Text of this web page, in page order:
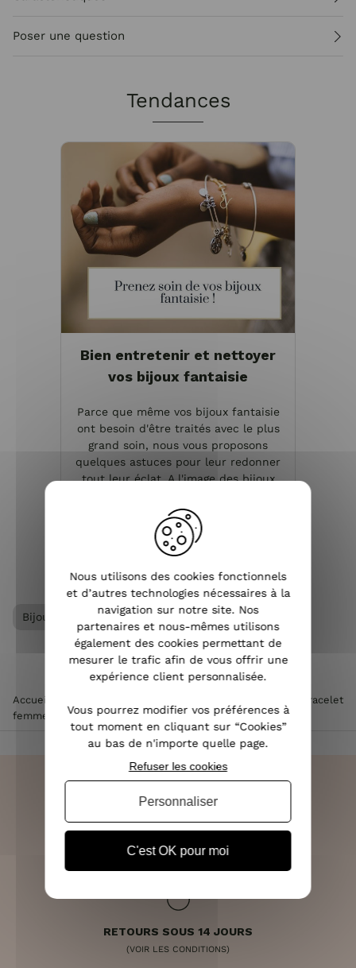
Poser une question
Tendances
Bien entretenir et nettoyer
vos bijoux fantaisie
Parce que même vos bijoux fantaisie
ont besoin d'être traités avec le plus
grand soin, nous vous proposons
quelques astuces pour leur redonner
tout leur éclat. A l'image des bijoux
fantaisie s'o...
VOIR L'ARTICLE
Bijoux femme Bracelet femme
Accueil
Bracelet
femme
Bracelet MILE MILA doré et rosé pastille solaire
LIVRAISON RAPIDE
OFFERTE DÈS 70€
RETOURS SOUS 14 JOURS
(VOIR LES CONDITIONS)
Nous utilisons des cookies fonctionnels
et d’autres technologies nécessaires à la
navigation sur notre site. Nos
partenaires et nous-mêmes utilisons
également des cookies permettant de
mesurer le trafic afin de vous offrir une
expérience client personnalisée.
Vous pourrez modifier vos préférences à
tout moment en cliquant sur “Cookies”
au bas de n'importe quelle page.
C'est OK pour moi
Refuser les cookies
Personnaliser